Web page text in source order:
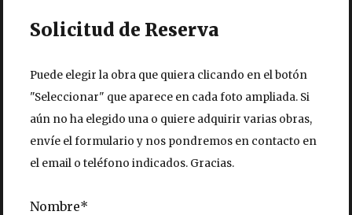
Solicitud de Reserva
Puede elegir la obra que quiera clicando en el botón
"Seleccionar" que aparece en cada foto ampliada. Si
aún no ha elegido una o quiere adquirir varias obras,
envíe el formulario y nos pondremos en contacto en
el email o teléfono indicados. Gracias.
Nombre*